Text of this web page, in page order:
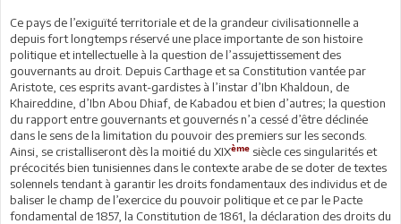
Ce pays de l’exiguïté territoriale et de la grandeur civilisationnelle a
depuis fort longtemps réservé une place importante de son histoire
politique et intellectuelle à la question de l’assujettissement des
gouvernants au droit. Depuis Carthage et sa Constitution vantée par
Aristote, ces esprits avant-gardistes à l’instar d’Ibn Khaldoun, de
Khaireddine, d’Ibn Abou Dhiaf, de Kabadou et bien d’autres; la question
du rapport entre gouvernants et gouvernés n’a cessé d’être déclinée
dans le sens de la limitation du pouvoir des premiers sur les seconds.
Ainsi, se cristalliseront dès la moitié du XIXème siècle ces singularités et
précocités bien tunisiennes dans le contexte arabe de se doter de textes
solennels tendant à garantir les droits fondamentaux des individus et de
baliser le champ de l’exercice du pouvoir politique et ce par le Pacte
fondamental de 1857, la Constitution de 1861, la déclaration des droits du